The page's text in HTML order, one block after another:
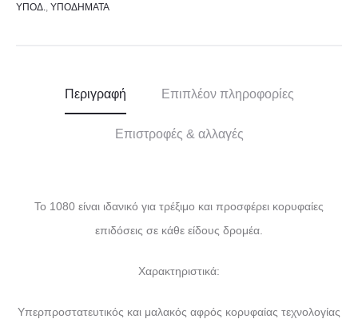
ΥΠΟΔ.
ΥΠΟΔΗΜΑΤΑ
Περιγραφή Επιπλέον πληροφορίες
Επιστροφές & αλλαγές
Το 1080 είναι ιδανικό για τρέξιμο και προσφέρει κορυφαίες
επιδόσεις σε κάθε είδους δρομέα.
Χαρακτηριστικά:
Υπερπροστατευτικός και μαλακός αφρός κορυφαίας τεχνολογίας